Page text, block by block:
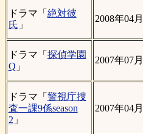
ドラマ「 絶対彼
氏 」
2008年04月
ドラマ「 探偵学園
Q 」
2007年07月
ドラマ「 警視庁捜
査一課9係season
2 」
2007年04月